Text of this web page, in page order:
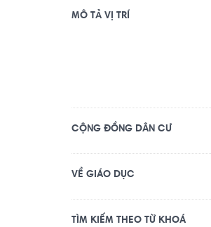
MÔ TẢ VỊ TRÍ
CỘNG ĐỒNG DÂN CƯ
VỀ GIÁO DỤC
TÌM KIẾM THEO TỪ KHOÁ